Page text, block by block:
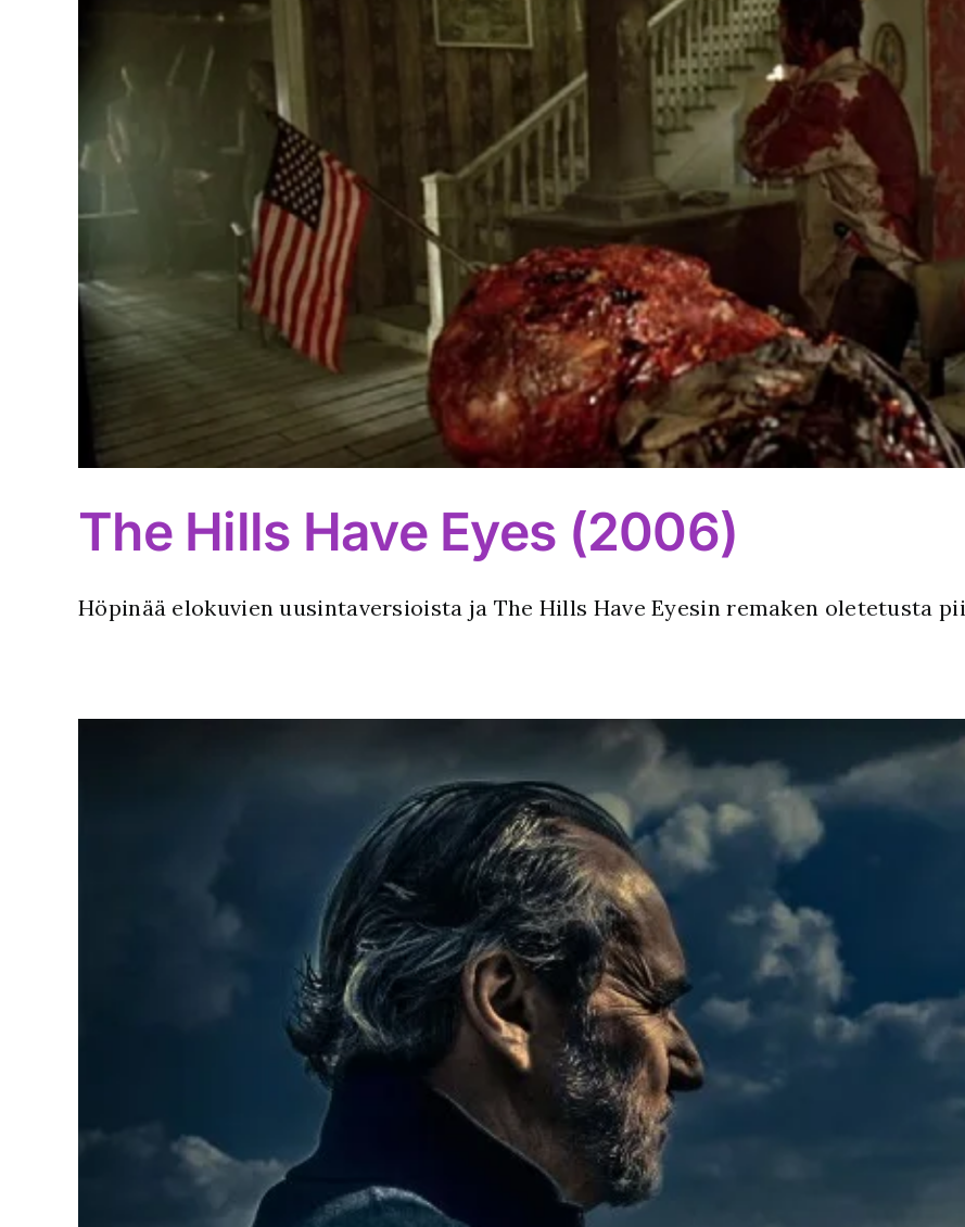
The Hills Have Eyes (2006)
Höpinää elokuvien uusintaversioista ja The Hills Have Eyesin remaken oletetusta